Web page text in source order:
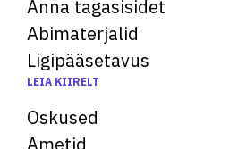
Anna tagasisidet
Abimaterjalid
Ligipääsetavus
LEIA KIIRELT
Oskused
Ametid